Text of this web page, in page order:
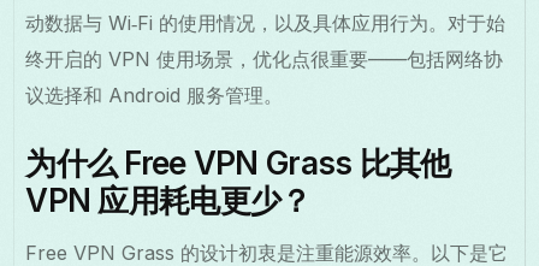
动数据与 Wi‑Fi 的使用情况，以及具体应用行为。对于始
终开启的 VPN 使用场景，优化点很重要——包括网络协
议选择和 Android 服务管理。
为什么 Free VPN Grass 比其他
VPN 应用耗电更少？
Free VPN Grass 的设计初衷是注重能源效率。以下是它